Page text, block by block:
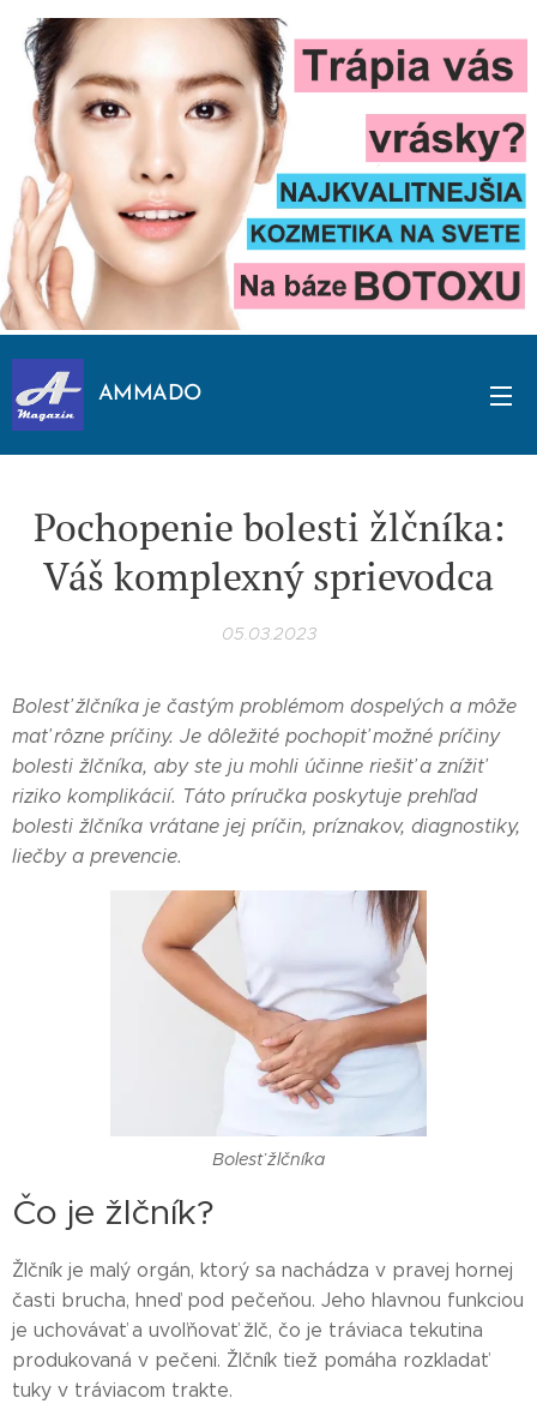
AMMADO
Pochopenie bolesti žlčníka:
Váš komplexný sprievodca
05.03.2023
Bolesť žlčníka je častým problémom dospelých a môže
mať rôzne príčiny. Je dôležité pochopiť možné príčiny
bolesti žlčníka, aby ste ju mohli účinne riešiť a znížiť
riziko komplikácií. Táto príručka poskytuje prehľad
bolesti žlčníka vrátane jej príčin, príznakov, diagnostiky,
liečby a prevencie.
Bolesť žlčníka
Čo je žlčník?
Žlčník je malý orgán, ktorý sa nachádza v pravej hornej
časti brucha, hneď pod pečeňou. Jeho hlavnou funkciou
je uchovávať a uvoľňovať žlč, čo je tráviaca tekutina
produkovaná v pečeni. Žlčník tiež pomáha rozkladať
tuky v tráviacom trakte.